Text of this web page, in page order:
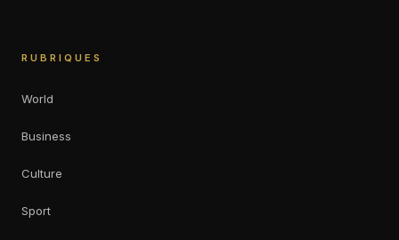
RUBRIQUES
World
Business
Culture
Sport